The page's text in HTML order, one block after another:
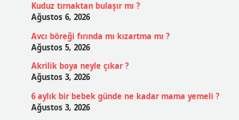
Kuduz tırnaktan bulaşır mı ?
Ağustos 6, 2026
Avcı böreği fırında mı kızartma mı ?
Ağustos 5, 2026
Akrilik boya neyle çıkar ?
Ağustos 3, 2026
6 aylık bir bebek günde ne kadar mama yemeli ?
Ağustos 3, 2026